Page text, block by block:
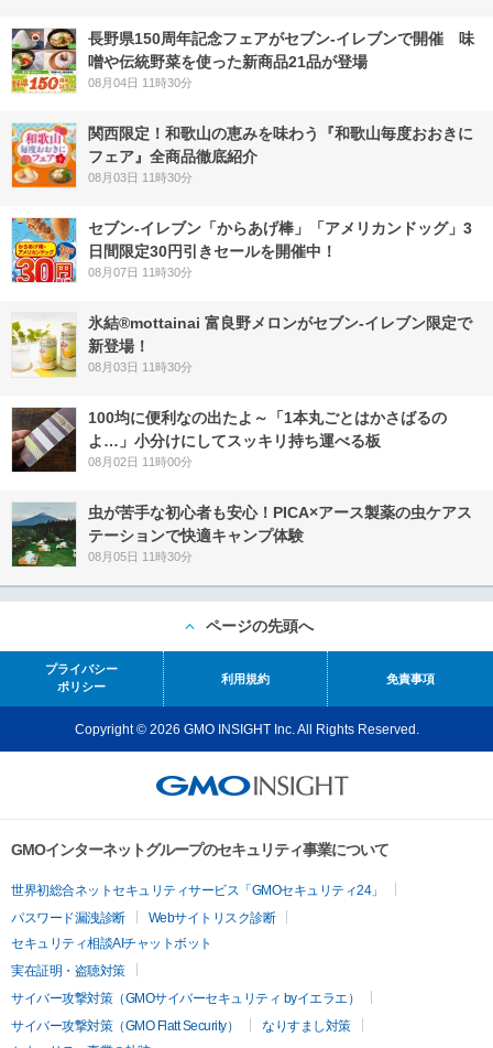
長野県150周年記念フェアがセブン-イレブンで開催 味
噌や伝統野菜を使った新商品21品が登場
08月04日 11時30分
関西限定！和歌山の恵みを味わう『和歌山毎度おおきに
フェア』全商品徹底紹介
08月03日 11時30分
セブン‐イレブン「からあげ棒」「アメリカンドッグ」3
日間限定30円引きセールを開催中！
08月07日 11時30分
氷結®mottainai 富良野メロンがセブン‐イレブン限定で
新登場！
08月03日 11時30分
100均に便利なの出たよ～「1本丸ごとはかさばるの
よ…」小分けにしてスッキリ持ち運べる板
08月02日 11時00分
虫が苦手な初心者も安心！PICA×アース製薬の虫ケアス
テーションで快適キャンプ体験
08月05日 11時30分
ページの先頭へ
プライバシー
ポリシー
利用規約 免責事項
Copyright © 2026 GMO INSIGHT Inc. All Rights Reserved.
GMOインターネットグループのセキュリティ事業について
世界初総合ネットセキュリティサービス「GMOセキュリティ24」
パスワード漏洩診断
Webサイトリスク診断
セキュリティ相談AIチャットボット
実在証明・盗聴対策
サイバー攻撃対策（GMOサイバーセキュリティ byイエラエ）
サイバー攻撃対策（GMO Flatt Security）
なりすまし対策